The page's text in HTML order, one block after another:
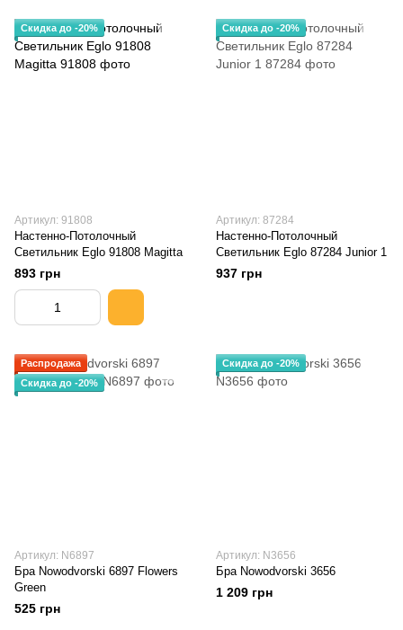
Скидка до -20%
Артикул: 91808
Настенно-Потолочный
Светильник Eglo 91808 Magitta
893 грн
Скидка до -20%
Артикул: 87284
Настенно-Потолочный
Светильник Eglo 87284 Junior 1
937 грн
Распродажа
Скидка до -20%
Артикул: N6897
Бра Nowodvorski 6897 Flowers
Green
525 грн
Скидка до -20%
Артикул: N3656
Бра Nowodvorski 3656
1 209 грн